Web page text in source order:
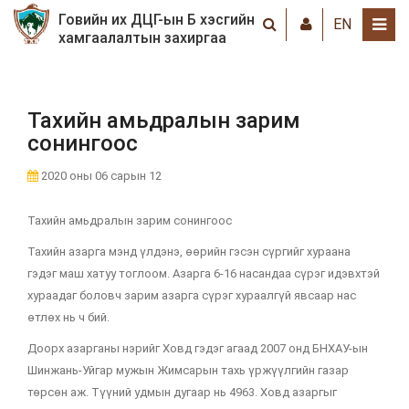
Говийн их ДЦГ-ын Б хэсгийн
хамгаалалтын захиргаа
EN
Тахийн амьдралын зарим
сонингоос
2020 оны 06 сарын 12
Тахийн амьдралын зарим сонингоос
Тахийн азарга мэнд үлдэнэ, өөрийн гэсэн сүргийг хураана
гэдэг маш хатуу тоглоом. Азарга 6-16 насандаа сүрэг идэвхтэй
хураадаг боловч зарим азарга сүрэг хураалгүй явсаар нас
өтлөх нь ч бий.
Доорх азарганы нэрийг Ховд гэдэг агаад 2007 онд БНХАУ-ын
Шинжань-Уйгар мужын Жимсарын тахь үржүүлгийн газар
төрсөн аж. Түүний удмын дугаар нь 4963. Ховд азаргыг